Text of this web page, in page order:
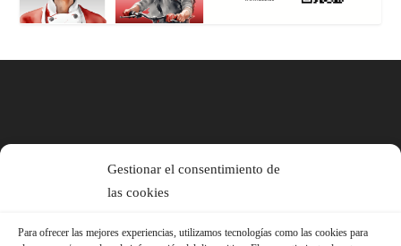
Gestionar el consentimiento de
las cookies
Para ofrecer las mejores experiencias, utilizamos tecnologías como las cookies para